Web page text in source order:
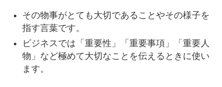
その物事がとても大切であることやその様子を
指す言葉です。
ビジネスでは「重要性」「重要事項」「重要人
物」など極めて大切なことを伝えるときに使い
ます。